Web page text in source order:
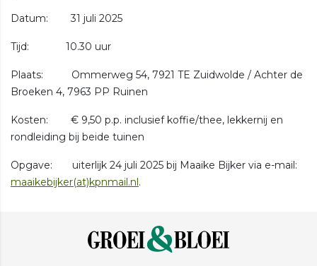
Datum: 31 juli 2025
Tijd: 10.30 uur
Plaats: Ommerweg 54, 7921 TE Zuidwolde / Achter de
Broeken 4, 7963 PP Ruinen
Kosten: € 9,50 p.p. inclusief koffie/thee, lekkernij en
rondleiding bij beide tuinen
Opgave: uiterlijk 24 juli 2025 bij Maaike Bijker via e-mail:
maaikebijker(at)kpnmail.nl.